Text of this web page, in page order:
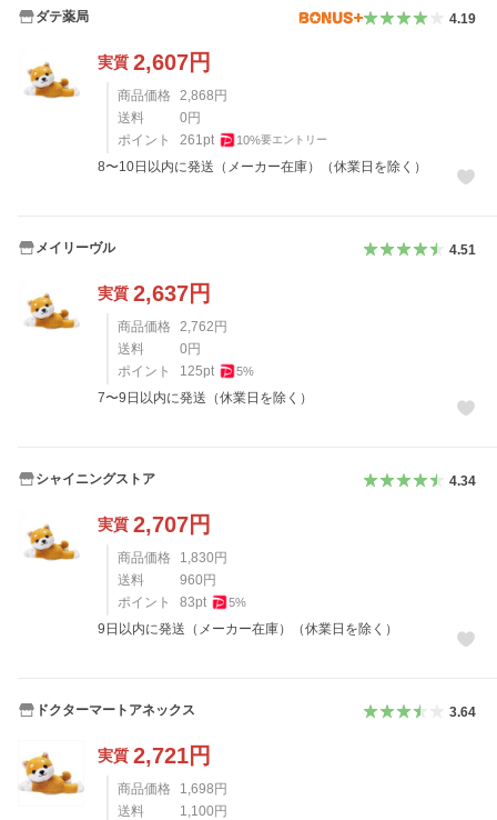
ダテ薬局 4.19
実質 2,607円
商品価格 2,868円
送料
0円
ポイント
261 pt 10%要エントリー
8〜10日以内に発送（メーカー在庫）（休業日を除く）
メイリーヴル 4.51
実質 2,637円
商品価格 2,762円
送料
0円
ポイント
125pt 5%
7〜9日以内に発送（休業日を除く）
シャイニングストア 4.34
実質 2,707円
商品価格 1,830円
送料
960円
ポイント
83pt 5%
9日以内に発送（メーカー在庫）（休業日を除く）
ドクターマートアネックス 3.64
実質 2,721円
商品価格 1,698円
送料
1,100円